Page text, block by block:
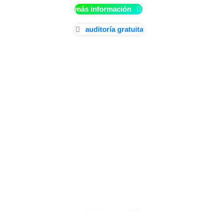
más información
auditoría gratuita